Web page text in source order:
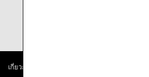
เกี่ยวกับ ANA